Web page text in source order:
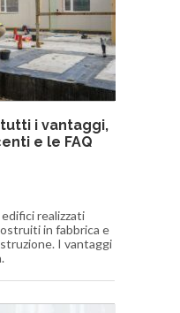
i vantaggi,
e le FAQ
realizzati
in fabbrica e
I vantaggi